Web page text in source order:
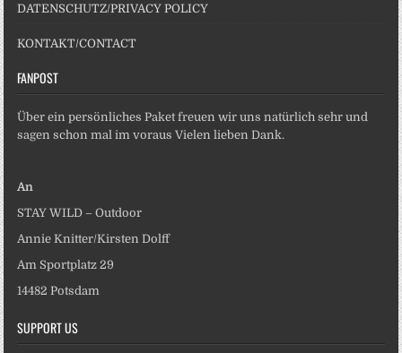
DATENSCHUTZ/PRIVACY POLICY
KONTAKT/CONTACT
FANPOST
Über ein persönliches Paket freuen wir uns natürlich sehr und
sagen schon mal im voraus Vielen lieben Dank.
An
STAY WILD – Outdoor
Annie Knitter/Kirsten Dolff
Am Sportplatz 29
14482 Potsdam
SUPPORT US